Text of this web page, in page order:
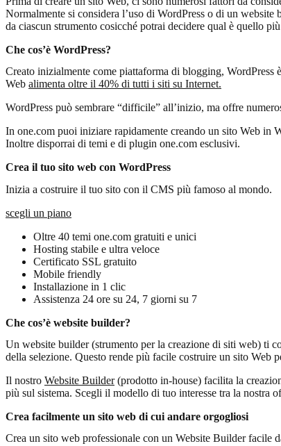
Normalmente si considera l’uso di WordPress o di un
da ciascun strumento cosicché potrai decidere qual è quello
Che cos’è WordPress?
Creato inizialmente come piattaforma di blogging,
Web alimenta oltre il 40% di tutti i siti su Internet.
WordPress può sembrare “difficile” all’inizio, ma offre
In one.com puoi iniziare rapidamente creando un sito Web in
Inoltre disporrai di temi e di plugin one.com esclusivi.
Crea il tuo sito web con WordPress
Inizia a costruire il tuo sito con il CMS più famoso al mondo.
scegli un piano
Oltre 40 temi one.com gratuiti e unici
Hosting stabile e ultra veloce
Certificato SSL gratuito
Mobile friendly
Installazione in 1 clic
Assistenza 24 ore su 24, 7 giorni su 7
Che cos’è website builder?
Un website builder (strumento per la creazione di siti web) ti
della selezione. Questo rende più facile costruire un sito Web
Il nostro Website Builder(prodotto in-house) facilita la
più sul sistema. Scegli il modello di tuo interesse tra la
Crea facilmente un sito web di cui andare orgogliosi
Crea un sito web professionale con un Website Builder facile